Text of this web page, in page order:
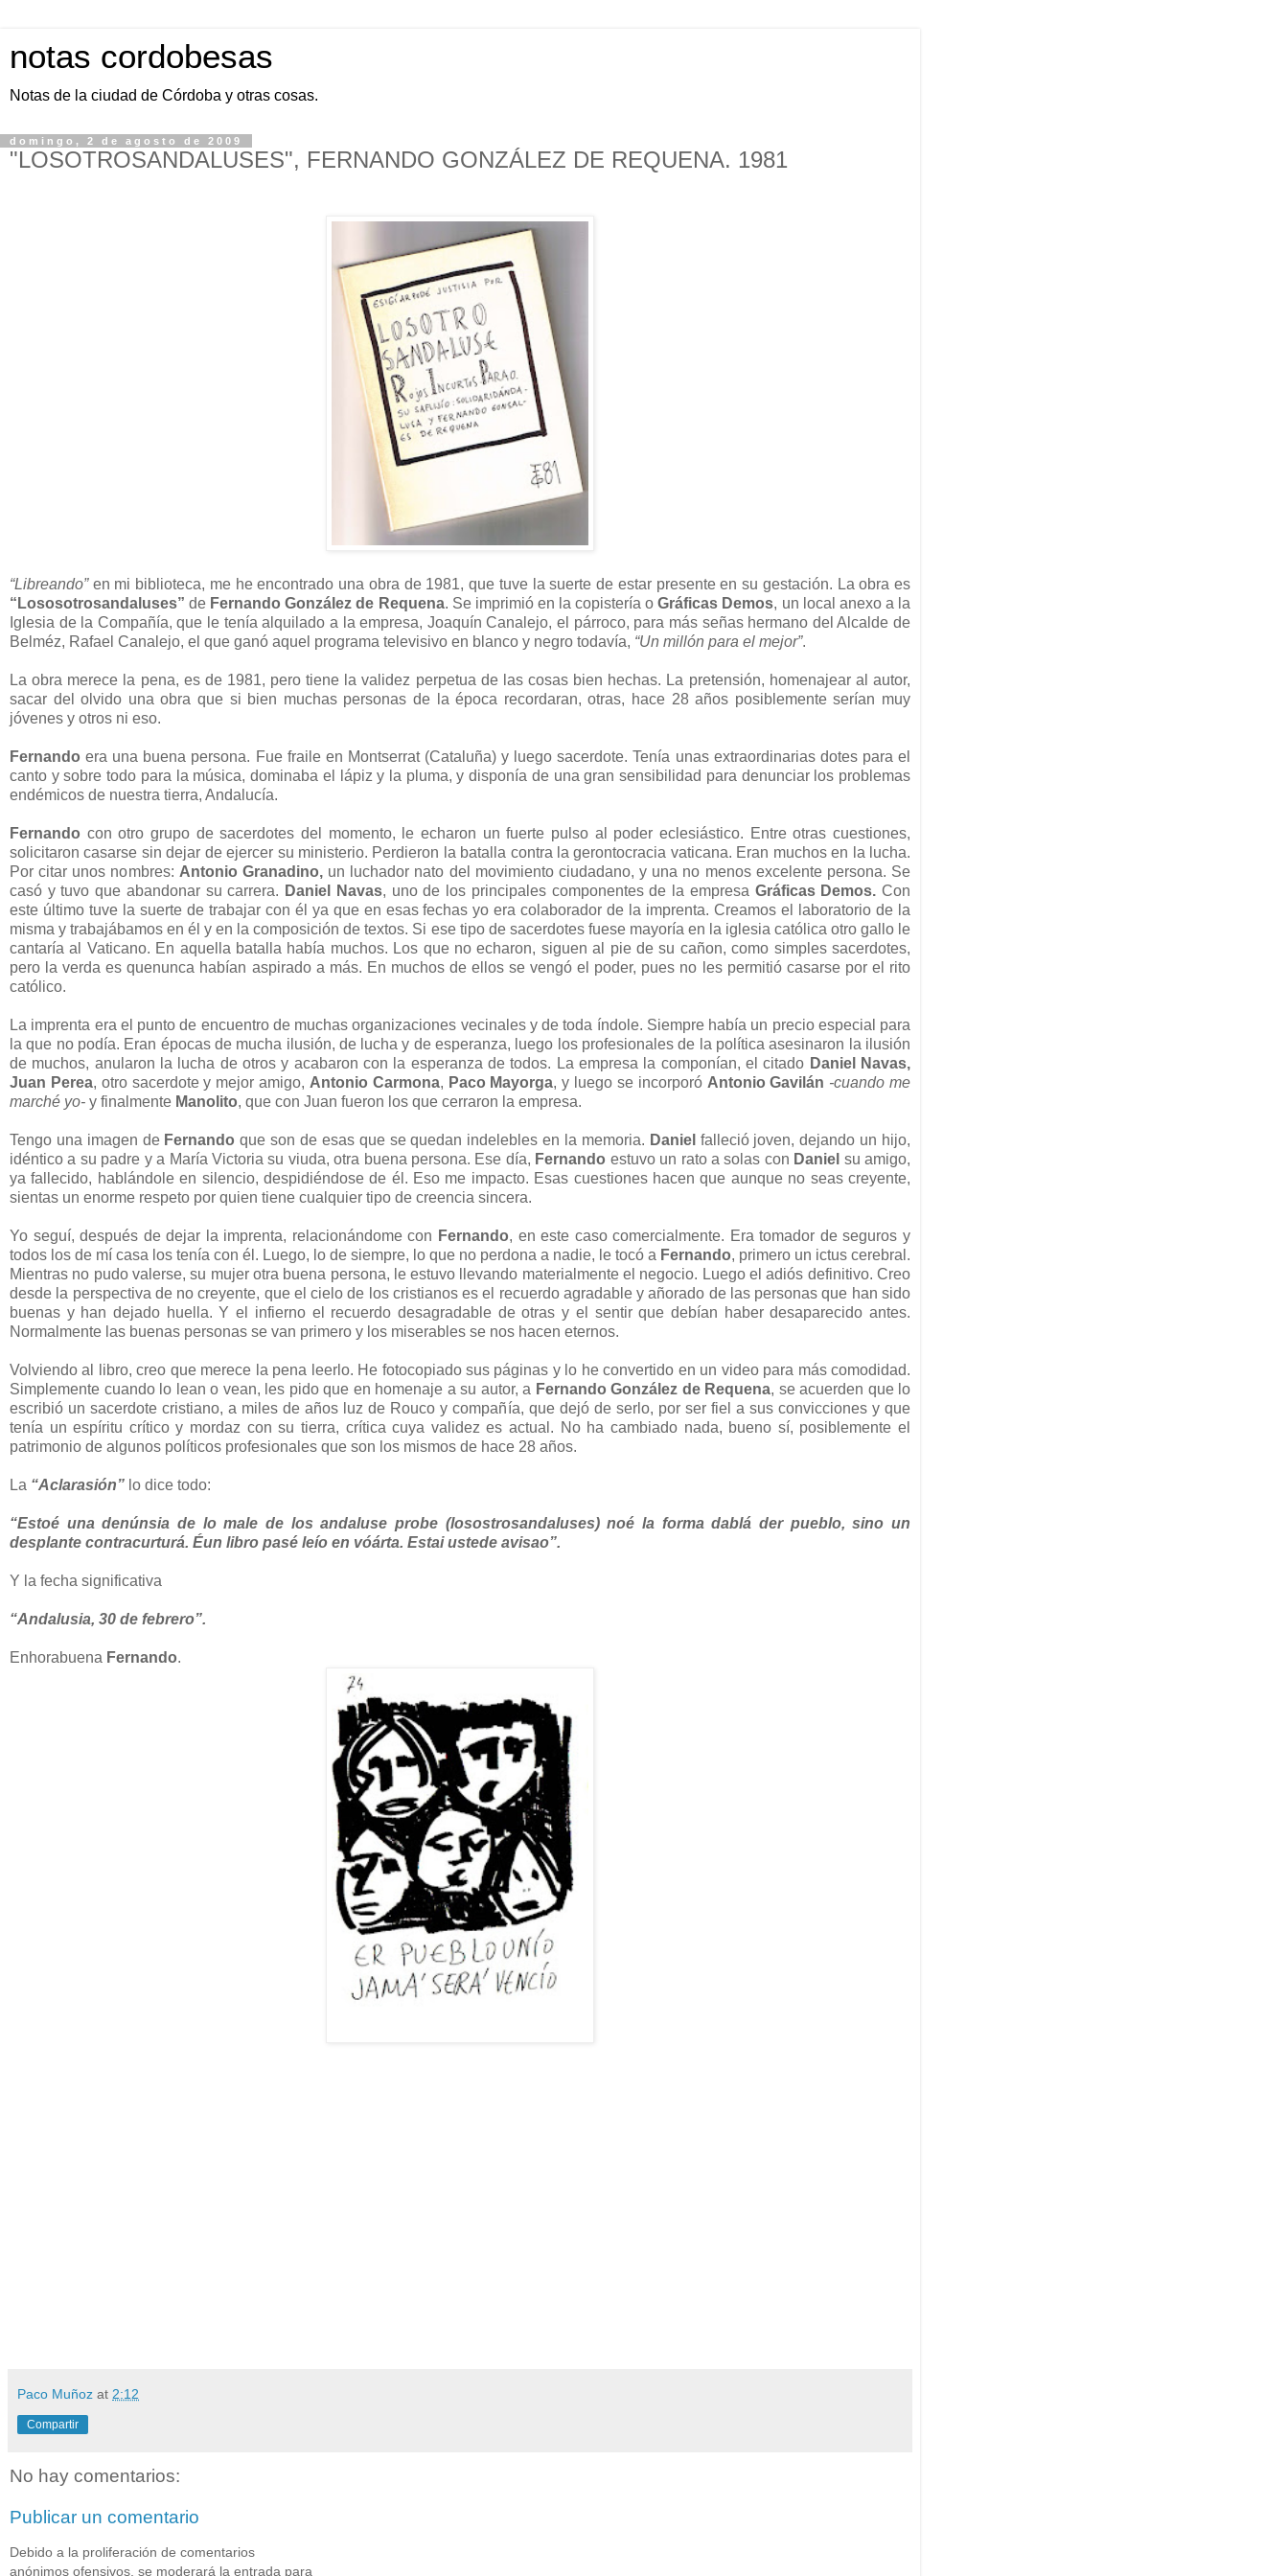
notas cordobesas
Notas de la ciudad de Córdoba y otras cosas.
domingo, 2 de agosto de 2009
"LOSOTROSANDALUSES", FERNANDO GONZÁLEZ DE REQUENA. 1981
“Libreando”en mi biblioteca, me he encontrado una obra de 1981, que tuve la suerte de estar presente en su gestación. La obra es
“Lososotrosandaluses” de Fernando González de Requena. Se imprimió en la copistería oGráficas Demos, un local anexo a la
Iglesia de la Compañía, que le tenía alquilado a la empresa, Joaquín Canalejo, el párroco, para más señas hermano del Alcalde de
Belméz, Rafael Canalejo, el que ganó aquel programa televisivo en blanco y negro todavía, “Un millón para el mejor”.
La obra merece la pena, es de 1981, pero tiene la validez perpetua de las cosas bien hechas. La pretensión, homenajear al autor,
sacar del olvido una obra que si bien muchas personas de la época recordaran, otras, hace 28 años posiblemente serían muy
jóvenes y otros ni eso.
Fernando era una buena persona. Fue fraile en Montserrat (Cataluña) y luego sacerdote. Tenía unas extraordinarias dotes para el
canto y sobre todo para la música, dominaba el lápiz y la pluma, y disponía de una gran sensibilidad para denunciar los problemas
endémicos de nuestra tierra, Andalucía.
Fernando con otro grupo de sacerdotes del momento, le echaron un fuerte pulso al poder eclesiástico. Entre otras cuestiones,
solicitaron casarse sin dejar de ejercer su ministerio. Perdieron la batalla contra la gerontocracia vaticana. Eran muchos en la lucha.
Por citar unos nombres: Antonio Granadino,un luchador nato del movimiento ciudadano, y una no menos excelente persona. Se
casó y tuvo que abandonar su carrera. Daniel Navas, uno de los principales componentes de la empresa Gráficas Demos. Con
este último tuve la suerte de trabajar con él ya que en esas fechas yo era colaborador de la imprenta. Creamos el laboratorio de la
misma y trabajábamos en él y en la composición de textos. Si ese tipo de sacerdotes fuese mayoría en la iglesia católica otro gallo le
cantaría al Vaticano. En aquella batalla había muchos. Los que no echaron, siguen al pie de su cañon, como simples sacerdotes,
pero la verda es quenunca habían aspirado a más. En muchos de ellos se vengó el poder, pues no les permitió casarse por el rito
católico.
La imprenta era el punto de encuentro de muchas organizaciones vecinales y de toda índole. Siempre había un precio especial para
la que no podía. Eran épocas de mucha ilusión, de lucha y de esperanza, luego los profesionales de la política asesinaron la ilusión
de muchos, anularon la lucha de otros y acabaron con la esperanza de todos. La empresa la componían, el citado Daniel Navas,
Juan Perea, otro sacerdote y mejor amigo, Antonio Carmona, Paco Mayorga, y luego se incorporó Antonio Gavilán -cuando me
marché yo- y finalmente Manolito, que con Juan fueron los que cerraron la empresa.
Tengo una imagen de Fernando que son de esas que se quedan indelebles en la memoria. Daniel falleció joven, dejando un hijo,
idéntico a su padre y a María Victoria su viuda, otra buena persona. Ese día, Fernando estuvo un rato a solas con Daniel su amigo,
ya fallecido, hablándole en silencio, despidiéndose de él. Eso me impacto. Esas cuestiones hacen que aunque no seas creyente,
sientas un enorme respeto por quien tiene cualquier tipo de creencia sincera.
Yo seguí, después de dejar la imprenta, relacionándome con Fernando, en este caso comercialmente. Era tomador de seguros y
todos los de mí casa los tenía con él. Luego, lo de siempre, lo que no perdona a nadie, le tocó a Fernando, primero un ictus cerebral.
Mientras no pudo valerse, su mujer otra buena persona, le estuvo llevando materialmente el negocio. Luego el adiós definitivo. Creo
desde la perspectiva de no creyente, que el cielo de los cristianos es el recuerdo agradable y añorado de las personas que han sido
buenas y han dejado huella. Y el infierno el recuerdo desagradable de otras y el sentir que debían haber desaparecido antes.
Normalmente las buenas personas se van primero y los miserables se nos hacen eternos.
Volviendo al libro, creo que merece la pena leerlo. He fotocopiado sus páginas y lo he convertido en un video para más comodidad.
Simplemente cuando lo lean o vean, les pido que en homenaje a su autor, a Fernando González de Requena, se acuerden que lo
escribió un sacerdote cristiano, a miles de años luz de Rouco y compañía, que dejó de serlo, por ser fiel a sus convicciones y que
tenía un espíritu crítico y mordaz con su tierra, crítica cuya validez es actual. No ha cambiado nada, bueno sí, posiblemente el
patrimonio de algunos políticos profesionales que son los mismos de hace 28 años.
La “Aclarasión” lo dice todo:
“Estoé una denúnsia de lo male de los andaluse probe (losostrosandaluses) noé la forma dablá der pueblo, sino un
desplante contracurturá. Éun libro pasé leío en vóárta. Estai ustede avisao”.
Y la fecha significativa
“Andalusia, 30 de febrero”.
Enhorabuena Fernando.
Paco Muñoz at 2:12
Compartir
No hay comentarios:
Publicar un comentario
Debido a la proliferación de comentarios
anónimos ofensivos, se moderará la entrada para